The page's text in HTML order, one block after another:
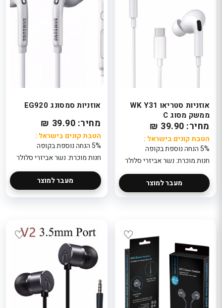
אוזניות סטריאו WK Y31
ממשק מסוג C
מחיר: 39.90 ₪
הטבת קונים בישראל :
5% הנחה נוספת בקופה
חנות מוכרת: נשר אביזרי סלולר
מעבר למוצר
אוזניות סמסונג EG920
מחיר: 39.90 ₪
הטבת קונים בישראל :
5% הנחה נוספת בקופה
חנות מוכרת: נשר אביזרי סלולר
מעבר למוצר